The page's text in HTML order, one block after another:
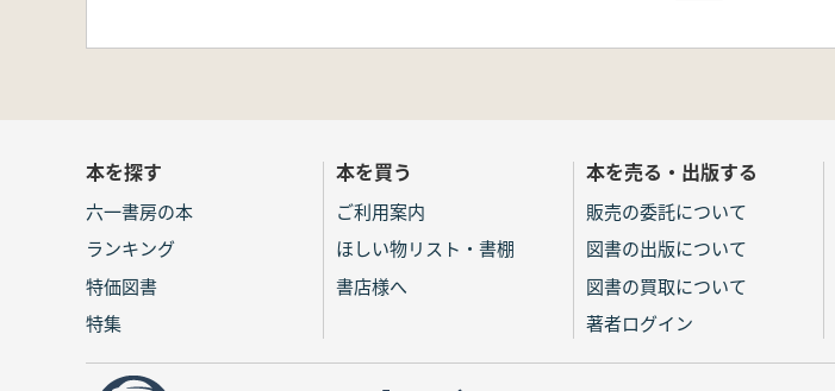
本を探す
六一書房の本
ランキング
特価図書
特集
本を買う
ご利用案内
ほしい物リスト・書棚
書店様へ
本を売る・出版する
販売の委託について
図書の出版について
図書の買取について
著者ログイン